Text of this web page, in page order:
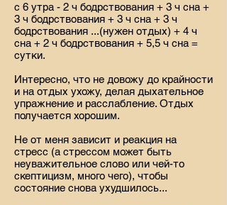
с 6 утра - 2 ч бодрствования + 3 ч сна +
3 ч бодрствования + 3 ч сна + 3 ч
бодрствования ...(нужен отдых) + 4 ч
сна + 2 ч бодрствования + 5,5 ч сна =
сутки.
Интересно, что не довожу до крайности
и на отдых ухожу, делая дыхательное
упражнение и расслабление. Отдых
получается хорошим.
Не от меня зависит и реакция на
стресс (а стрессом может быть
неуважительное слово или чей-то
скептицизм, много чего), чтобы
состояние снова ухудшилось...